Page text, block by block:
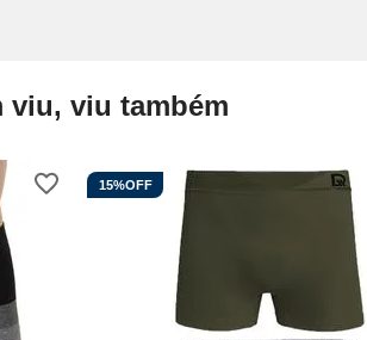
viu, viu também
15%OFF